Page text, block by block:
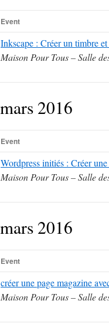
Event
Inkscape : Créer un timbre
Maison Pour Tous – Salle
2016
Event
Wordpress initiés : Créer
Maison Pour Tous – Salle
2016
Event
créer une page magazine
Maison Pour Tous – Salle